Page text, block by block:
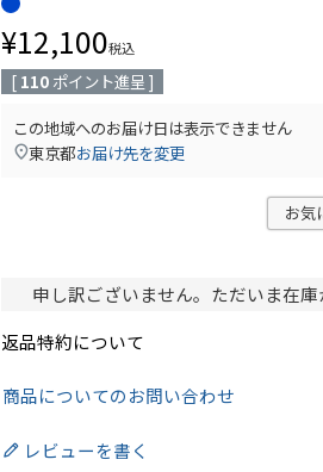
¥12,100税込
[ 110 ポイント進呈 ]
この地域へのお届け日は表示できません
東京都お届け先を変更
お気
申し訳ございません。ただいま在庫
返品特約について
商品についてのお問い合わせ
レビューを書く